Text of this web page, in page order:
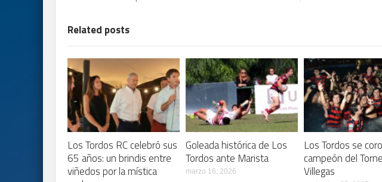
Related posts
Los Tordos RC celebró sus
65 años: un brindis entre
viñedos por la mística
Goleada histórica de Los
Tordos ante Marista
marzo 16, 2026
Los Tordos se
campeón del
Villegas